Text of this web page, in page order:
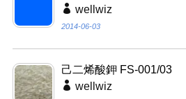
wellwiz
2014-06-03
己二烯酸鉀 FS-001/03
wellwiz